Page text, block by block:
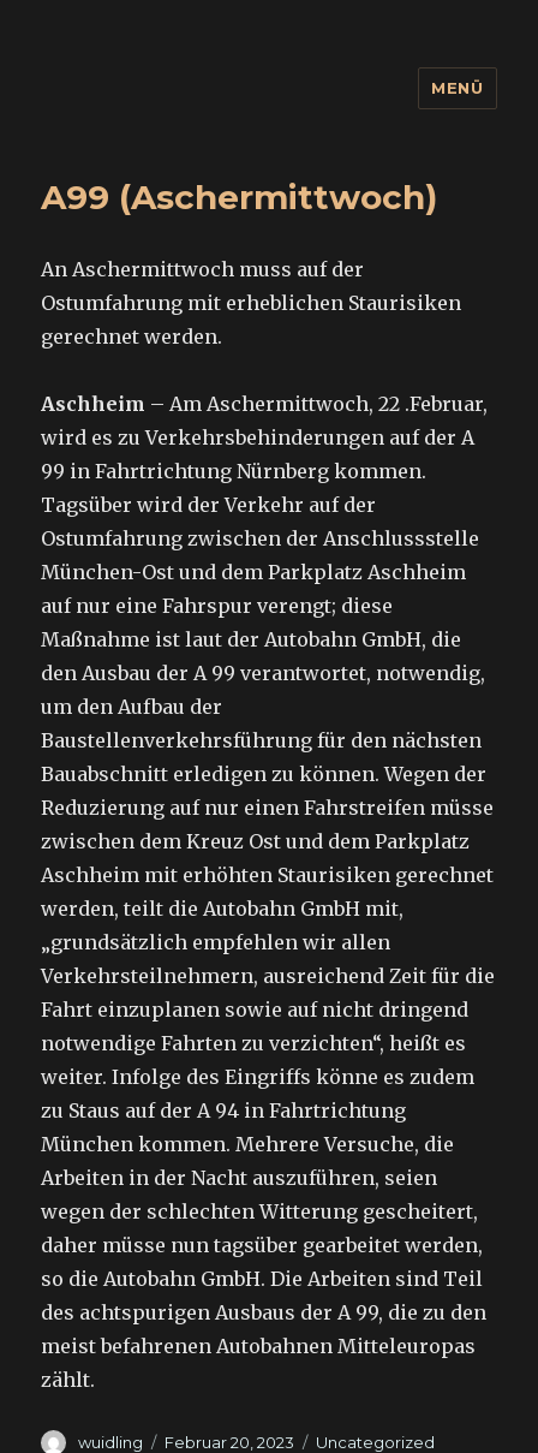
MENÜ
A99 (Aschermittwoch)
An Aschermittwoch muss auf der
Ostumfahrung mit erheblichen Staurisiken
gerechnet werden.
Aschheim – Am Aschermittwoch, 22 .Februar,
wird es zu Verkehrsbehinderungen auf der A
99 in Fahrtrichtung Nürnberg kommen.
Tagsüber wird der Verkehr auf der
Ostumfahrung zwischen der Anschlussstelle
München-Ost und dem Parkplatz Aschheim
auf nur eine Fahrspur verengt; diese
Maßnahme ist laut der Autobahn GmbH, die
den Ausbau der A 99 verantwortet, notwendig,
um den Aufbau der
Baustellenverkehrsführung für den nächsten
Bauabschnitt erledigen zu können. Wegen der
Reduzierung auf nur einen Fahrstreifen müsse
zwischen dem Kreuz Ost und dem Parkplatz
Aschheim mit erhöhten Staurisiken gerechnet
werden, teilt die Autobahn GmbH mit,
„grundsätzlich empfehlen wir allen
Verkehrsteilnehmern, ausreichend Zeit für die
Fahrt einzuplanen sowie auf nicht dringend
notwendige Fahrten zu verzichten“, heißt es
weiter. Infolge des Eingriffs könne es zudem
zu Staus auf der A 94 in Fahrtrichtung
München kommen. Mehrere Versuche, die
Arbeiten in der Nacht auszuführen, seien
wegen der schlechten Witterung gescheitert,
daher müsse nun tagsüber gearbeitet werden,
so die Autobahn GmbH. Die Arbeiten sind Teil
des achtspurigen Ausbaus der A 99, die zu den
meist befahrenen Autobahnen Mitteleuropas
zählt.
Autor
wuidling
Veröffentlicht
Februar 20, 2023 Kategorien
Uncategorized